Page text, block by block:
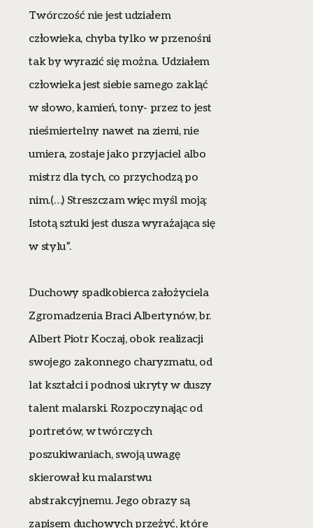
Twórczość nie jest udziałem
człowieka, chyba tylko w przenośni
tak by wyrazić się można. Udziałem
człowieka jest siebie samego zakląć
w słowo, kamień, tony- przez to jest
nieśmiertelny nawet na ziemi, nie
umiera, zostaje jako przyjaciel albo
mistrz dla tych, co przychodzą po
nim.(…) Streszczam więc myśl moją:
Istotą sztuki jest dusza wyrażająca się
w stylu”.
Duchowy spadkobierca założyciela
Zgromadzenia Braci Albertynów, br.
Albert Piotr Koczaj, obok realizacji
swojego zakonnego charyzmatu, od
lat kształci i podnosi ukryty w duszy
talent malarski. Rozpoczynając od
portretów, w twórczych
poszukiwaniach, swoją uwagę
skierował ku malarstwu
abstrakcyjnemu. Jego obrazy są
zapisem duchowych przeżyć, które